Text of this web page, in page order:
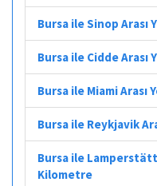
Bursa ile Sinop Arası
Bursa ile Cidde Arası
Bursa ile Miami Arası
Bursa ile Reykjavik
Bursa ile
Kilometre